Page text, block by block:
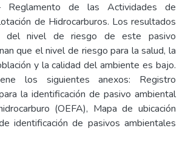
de las Actividades de
de Hidrocarburos. Los resultados
del nivel de riesgo de este pasivo
que el nivel de riesgo para la salud, la
y la calidad del ambiente es bajo.
los siguientes anexos: Registro
la identificación de pasivo ambiental
(OEFA), Mapa de ubicación
identificación de pasivos ambientales